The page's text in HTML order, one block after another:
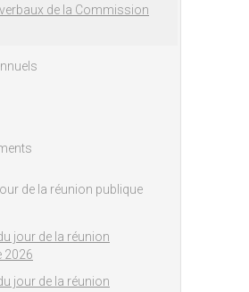
de la Commission
de la réunion publique
jour de la réunion
2026
jour de la réunion